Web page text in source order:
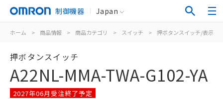
制御機器 Japan
ホーム > 商品情報 > 商品カテゴリ > スイッチ > 押ボタンスイッチ/表示灯
押ボタンスイッチ
A22NL-MMA-TWA-G102-YA
2027年06月受注終了予定